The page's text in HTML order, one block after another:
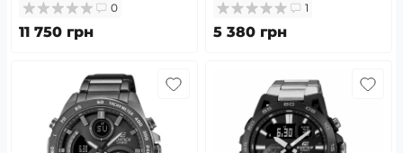
0
11 750 грн
1
5 380 грн